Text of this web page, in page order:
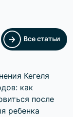
Все статьи